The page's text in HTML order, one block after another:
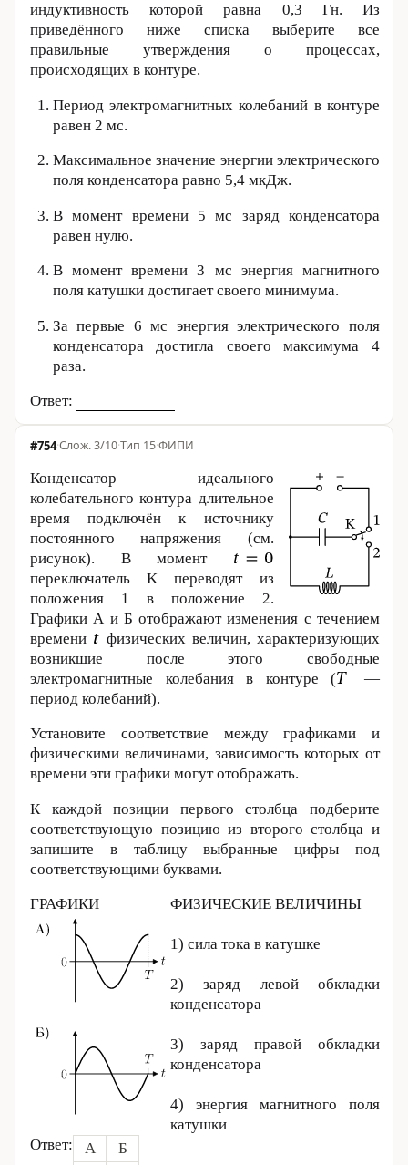
индуктивность которой равна 0,3 Гн. Из
приведённого ниже списка выберите все
правильные утверждения о процессах,
происходящих в контуре.
Период электромагнитных колебаний в контуре
равен 2 мс.
Максимальное значение энергии электрического
поля конденсатора равно 5,4 мкДж.
В момент времени 5 мс заряд конденсатора
равен нулю.
В момент времени 3 мс энергия магнитного
поля катушки достигает своего минимума.
За первые 6 мс энергия электрического поля
конденсатора достигла своего максимума 4
раза.
Ответ:
#754· 3/10·Тип 15·ФИПИ
Конденсатор идеального
колебательного контура длительное
время подключён к источнику
постоянного напряжения (см.
рисунок). В момент
переключатель K переводят из
положения 1 в положение 2.
Графики А и Б отображают изменения с течением
времени
физических величин, характеризующих
возникшие после этого свободные
электромагнитные колебания в контуре (
—
период колебаний).
Установите соответствие между графиками и
физическими величинами, зависимость которых от
времени эти графики могут отображать.
К каждой позиции первого столбца подберите
соответствующую позицию из второго столбца и
запишите в таблицу выбранные цифры под
соответствующими буквами.
ГРАФИКИ ФИЗИЧЕСКИЕ ВЕЛИЧИНЫ
1) сила тока в катушке
2) заряд левой обкладки
конденсатора
3) заряд правой обкладки
конденсатора
4) энергия магнитного поля
катушки
Ответ:
А Б